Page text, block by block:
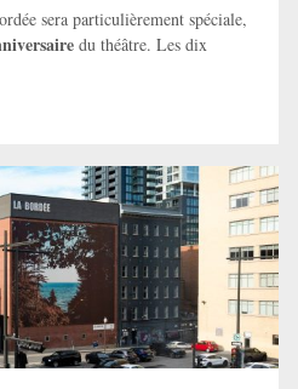
sera particulièrement spéciale,
du théâtre. Les dix